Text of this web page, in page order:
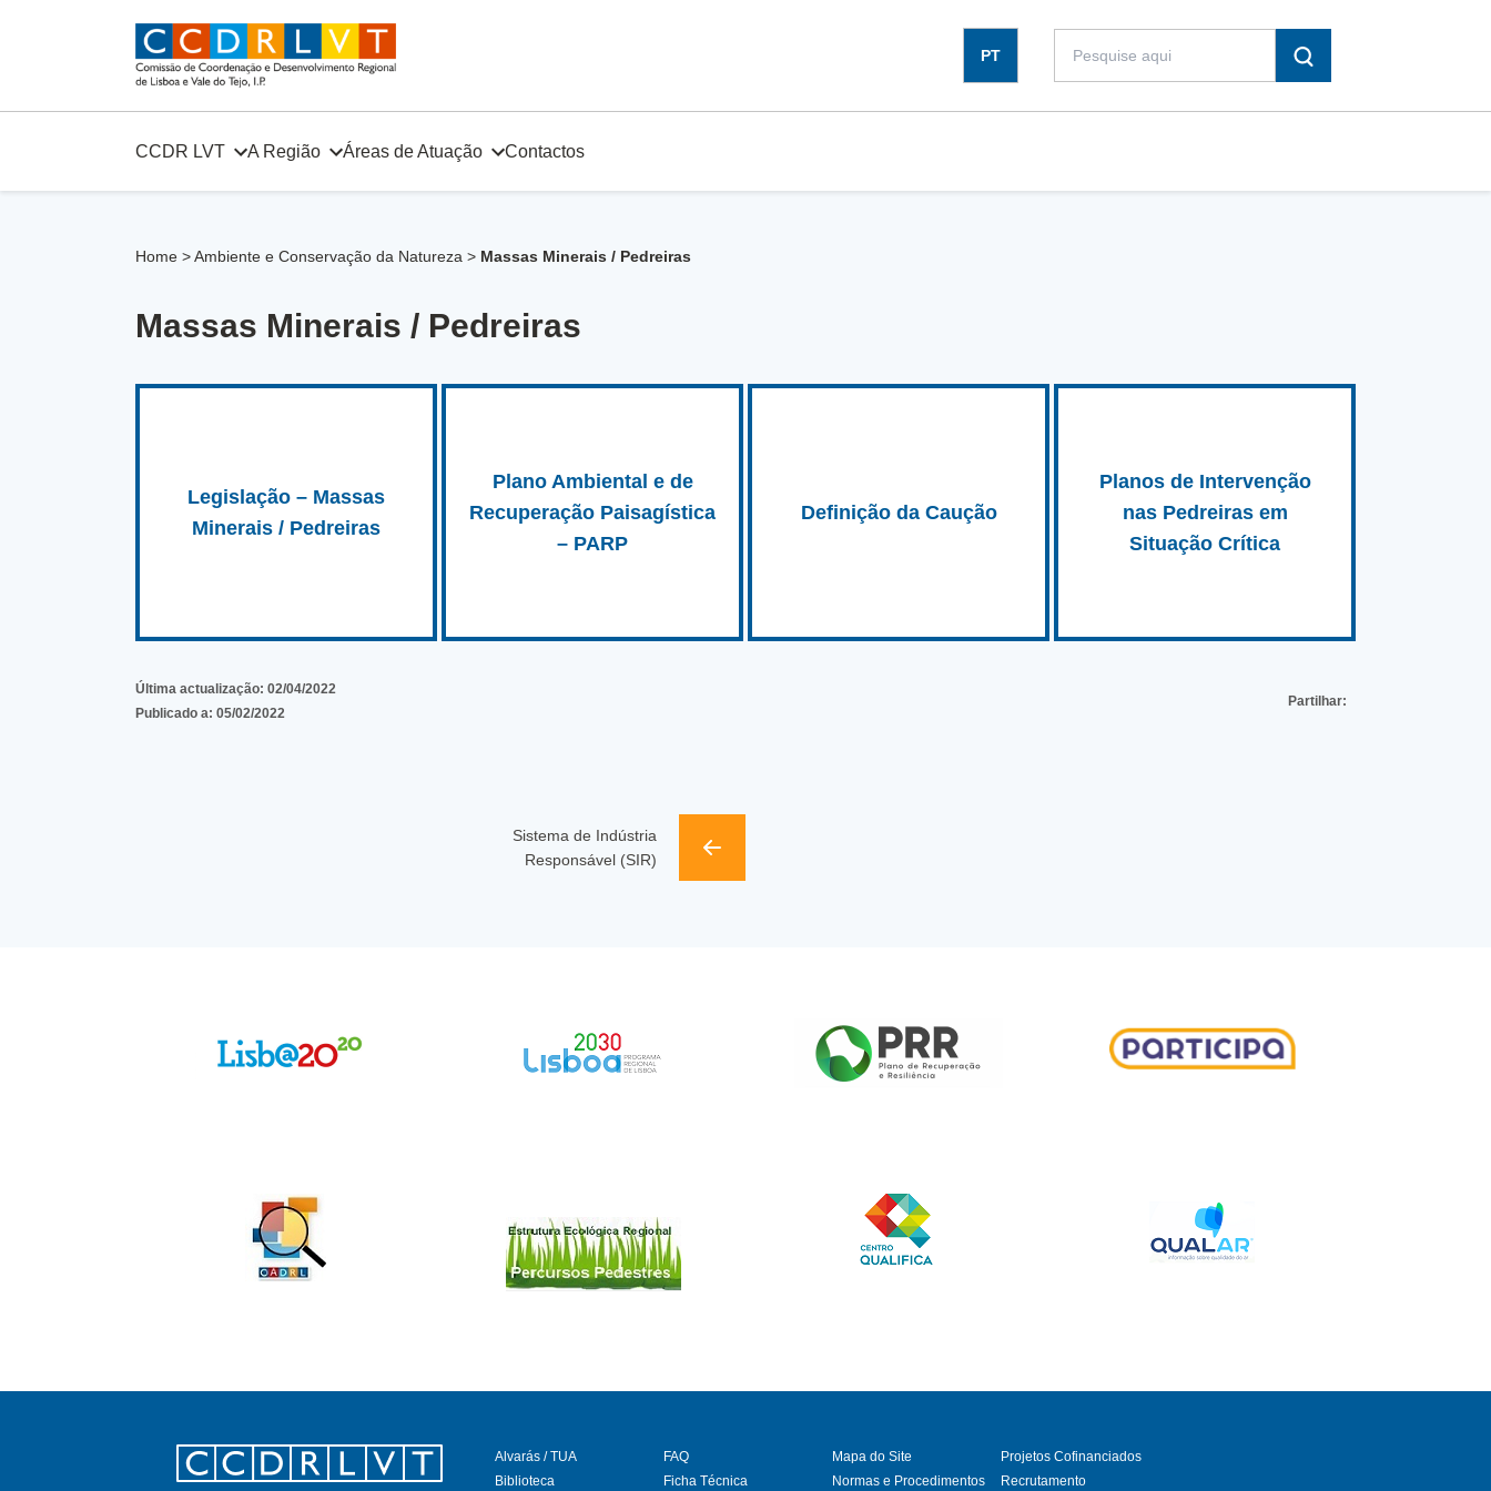
PT
CCDR LVT A Região Áreas de Atuação Contactos
Home >Ambiente e Conservação da Natureza > Massas Minerais / Pedreiras
Massas Minerais / Pedreiras
Legislação – Massas
Minerais / Pedreiras
Plano Ambiental e de
Recuperação Paisagística
– PARP
Definição da Caução
Planos de Intervenção
nas Pedreiras em
Situação Crítica
Última actualização: 02/04/2022
Publicado a: 05/02/2022
Partilhar:
Sistema de Indústria
Responsável (SIR)
Footer
Alvarás / TUA
Biblioteca
FAQ
Ficha Técnica
Mapa do Site
Normas e Procedimentos
Projetos Cofinanciados
Recrutamento